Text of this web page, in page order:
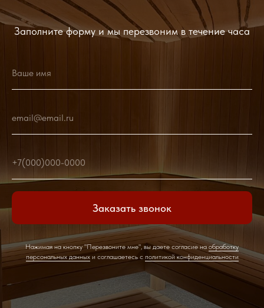
Заполните форму и мы перезвоним в течение часа
Ваше имя
email@email.ru
+7(000)000-0000
Заказать звонок
Нажимая на кнопку "Перезвоните мне", вы даете согласие наобработку
персональных данныхи соглашаетесь c политикой конфиденциальности